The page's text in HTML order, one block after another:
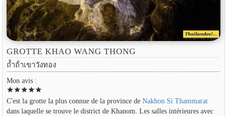
GROTTE KHAO WANG THONG
ถ้ำถ้ําเขาวังทอง
Mon avis :
starstarstarstarstar
C'est la grotte la plus connue de la province de Nakhon Si Thammarat
dans laquelle se trouve le district de Khanom. Les salles intérieures avec